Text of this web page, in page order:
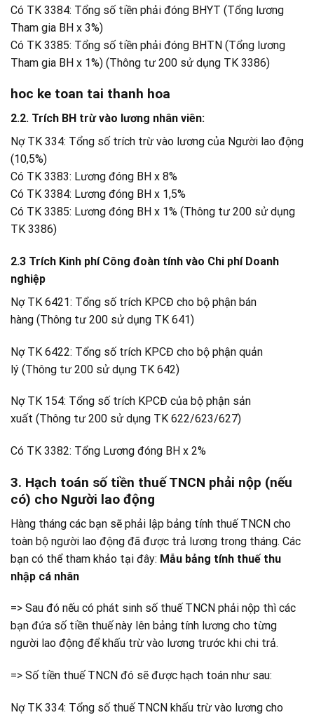
Có TK 3384: Tổng số tiền phải đóng BHYT (Tổng lương
Tham gia BH x 3%)
Có TK 3385: Tổng số tiền phải đóng BHTN (Tổng lương
Tham gia BH x 1%) (Thông tư 200 sử dụng TK 3386)
hoc ke toan tai thanh hoa
2.2. Trích BH trừ vào lương nhân viên:
Nợ TK 334: Tổng số trích trừ vào lương của Người lao động
(10,5%)
Có TK 3383: Lương đóng BH x 8%
Có TK 3384: Lương đóng BH x 1,5%
Có TK 3385: Lương đóng BH x 1% (Thông tư 200 sử dụng
TK 3386)
2.3 Trích Kinh phí Công đoàn tính vào Chi phí Doanh
nghiệp
Nợ TK 6421: Tổng số trích KPCĐ cho bộ phận bán
hàng (Thông tư 200 sử dụng TK 641)
Nợ TK 6422: Tổng số trích KPCĐ cho bộ phận quản
lý (Thông tư 200 sử dụng TK 642)
Nợ TK 154: Tổng số trích KPCĐ của bộ phận sản
xuất (Thông tư 200 sử dụng TK 622/623/627)
Có TK 3382: Tổng Lương đóng BH x 2%
3. Hạch toán số tiền thuế TNCN phải nộp (nếu
có) cho Người lao động
Hàng tháng các bạn sẽ phải lập bảng tính thuế TNCN cho
toàn bộ người lao động đã được trả lương trong tháng. Các
bạn có thể tham khảo tại đây: Mẫu bảng tính thuế thu
nhập cá nhân
=> Sau đó nếu có phát sinh số thuế TNCN phải nộp thì các
bạn đứa số tiền thuế này lên bảng tính lương cho từng
người lao động để khấu trừ vào lương trước khi chi trả.
=> Số tiền thuế TNCN đó sẽ được hạch toán như sau:
Nợ TK 334: Tổng số thuế TNCN khấu trừ vào lương cho